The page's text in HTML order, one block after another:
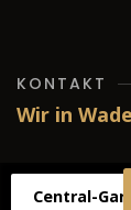
KONTAKT
Wir in
Central-